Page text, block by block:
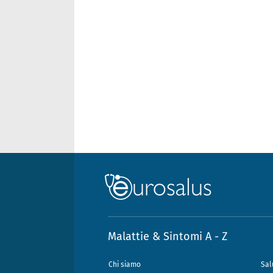
Malattie & Sintomi A - Z
Chi siamo